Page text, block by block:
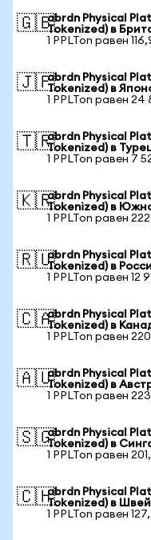
🇬🇧abrdn Physical
Tokenized) в
1 PPLTon равен
🇯🇵abrdn Physical
Tokenized) в
1 PPLTon равен 24
🇹🇷abrdn Physical
Tokenized) в
1 PPLTon равен 7
🇰🇷abrdn Physical
Tokenized) в
1 PPLTon равен
🇷🇺abrdn Physical
Tokenized) в
1 PPLTon равен 12
🇨🇦abrdn Physical
Tokenized) в
1 PPLTon равен
🇦🇺abrdn Physical
Tokenized) в
1 PPLTon равен
🇸🇬abrdn Physical
Tokenized) в
1 PPLTon равен
🇨🇭abrdn Physical
Tokenized) в
1 PPLTon равен